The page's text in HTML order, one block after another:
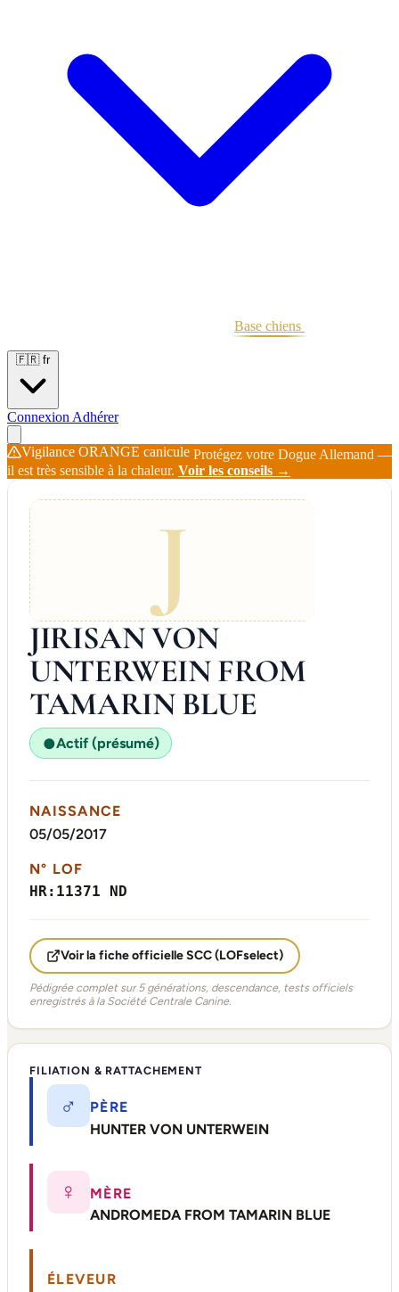
Base chiens
🇫🇷 fr
Connexion Adhérer
Vigilance ORANGE canicule Protégez votre Dogue Allemand —
il est très sensible à la chaleur. Voir les conseils →
J
JIRISAN VON
UNTERWEIN FROM
TAMARIN BLUE
●Actif (présumé)
NAISSANCE
05/05/2017
N° LOF
HR:11371 ND
Voir la fiche officielle SCC (LOFselect)
Pédigrée complet sur 5 générations, descendance, tests officiels
enregistrés à la Société Centrale Canine.
FILIATION & RATTACHEMENT
♂
PÈRE
HUNTER VON UNTERWEIN
♀
MÈRE
ANDROMEDA FROM TAMARIN BLUE
ÉLEVEUR